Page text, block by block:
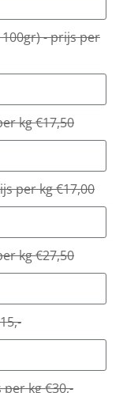
- prijs per
kg €17,50
per kg €17,00
kg €27,50
kg €30,-